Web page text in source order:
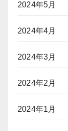
2024年5月
2024年4月
2024年3月
2024年2月
2024年1月